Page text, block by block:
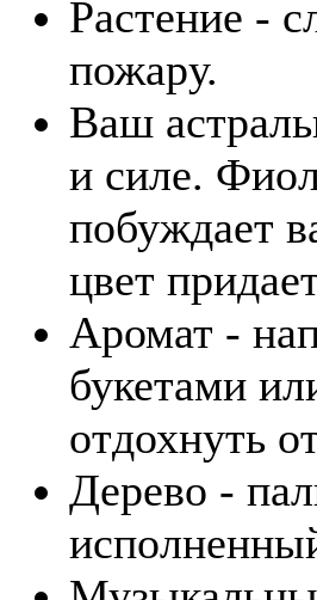
Растение -
пожару.
Ваш
и силе.
побуждает
цвет
Аромат -
букетами
отдохнуть
Дерево -